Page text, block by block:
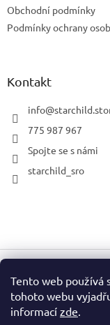
Tento web používá
tohoto webu
informací zde.
Obchodní podmínky
Podmínky ochrany
Kontakt
info@
775 987 967
Spojte se s námi
starchild_sro